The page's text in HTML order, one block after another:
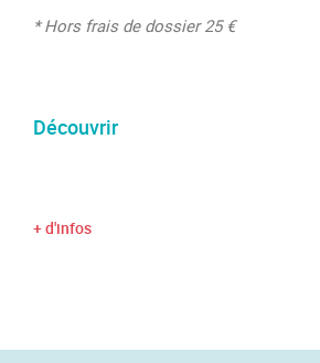
* Hors frais de dossier 25 €
Découvrir
+ d'infos